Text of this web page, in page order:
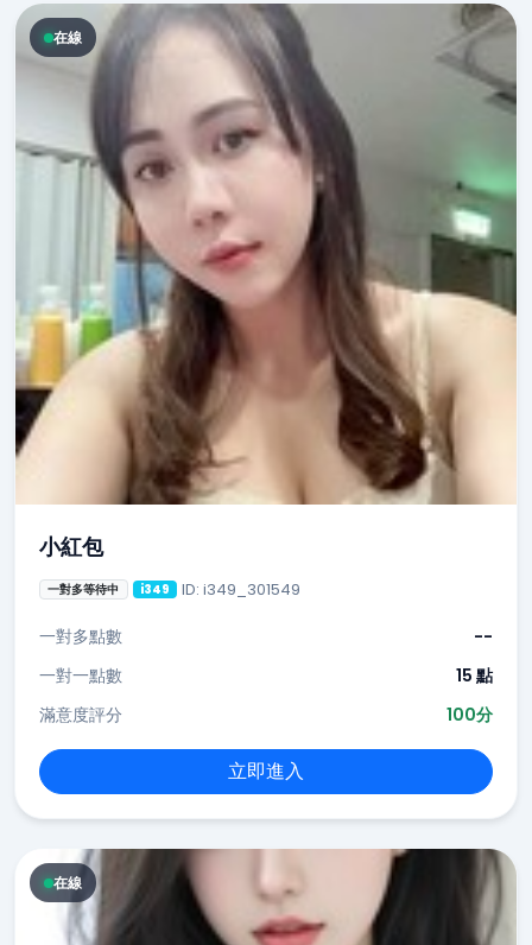
在線
小紅包
一對多等待中 i349 ID: i349_301549
一對多點數
--
一對一點數
15 點
滿意度評分
100分
立即進入
在線